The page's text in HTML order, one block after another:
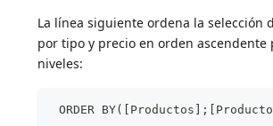
La línea siguiente ordena la selección
por tipo y precio en orden ascendente
niveles:
ORDER